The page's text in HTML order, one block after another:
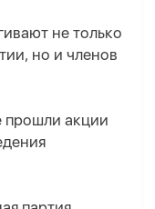
не только
но и членов
прошли акции